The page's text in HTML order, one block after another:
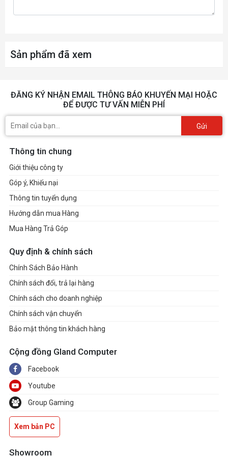
Cable Routing - Behind MB Tray11mm
Power Supply Support
Included Accessories
Riser Cable, 1x ATX 3.0 power cable for
Dimensions (L x W x H)
172 x 212 x 449mm (Incl. Protrusions), 155
x 212 x 425mm / 172 x 212 x 425mm
Warranty
Mini ITX
Sản phẩm đã xem
ĐĂNG KÝ NHẬN EMAIL THÔNG BÁO KHUYẾN MẠI HOẶC
ĐỂ ĐƯỢC TƯ VẤN MIỄN PHÍ
Gửi
Thông tin chung
Giới thiệu công ty
Góp ý, Khiếu nại
Thông tin tuyển dụng
Hướng dẫn mua Hàng
Mua Hàng Trả Góp
Quy định & chính sách
Chính Sách Bảo Hành
Chính sách đổi, trả lại hàng
Chính sách cho doanh nghiệp
Chính sách vận chuyển
Bảo mật thông tin khách hàng
Cộng đồng Gland Computer
Facebook
Youtube
Group Gaming
Xem bản PC
Showroom